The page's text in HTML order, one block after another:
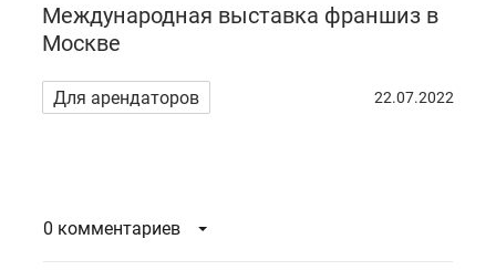
Международная выставка франшиз в
Москве
Для арендаторов 22.07.2022
0 комментариев